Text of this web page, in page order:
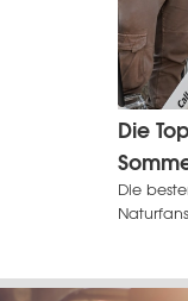
Die
Die
Naturfans